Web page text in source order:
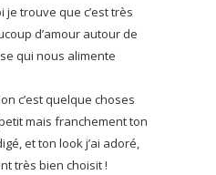
trouve que c’est très
d’amour autour de
qui nous alimente
c’est quelque choses
mais franchement ton
et ton look j’ai adoré,
très bien choisit !